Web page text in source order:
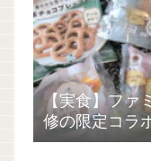
【実食】ファ
修の限定コラ
過ぎた！